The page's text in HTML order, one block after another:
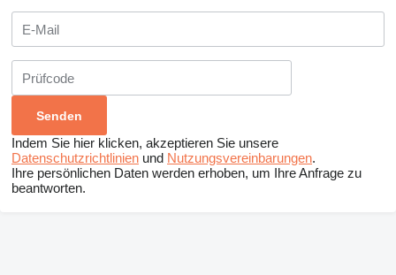
Indem Sie hier klicken, akzeptieren Sie unsere
Datenschutzrichtlinien und Nutzungsvereinbarungen.
Ihre persönlichen Daten werden erhoben, um Ihre Anfrage zu
beantworten.